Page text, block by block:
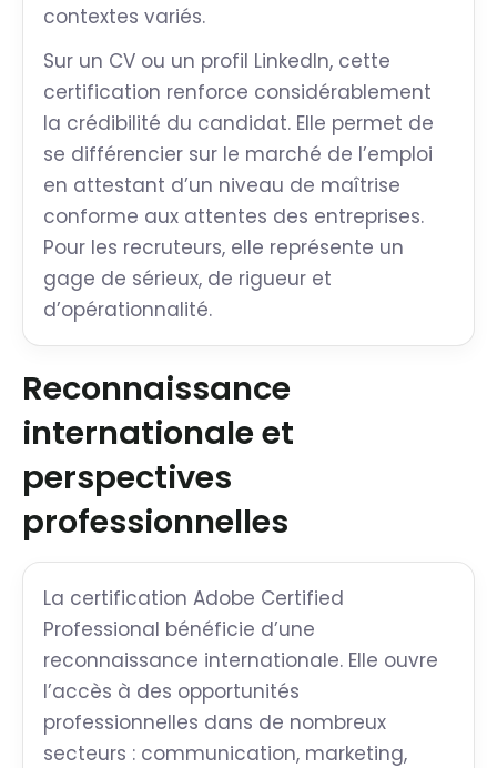
contextes variés.
Sur un CV ou un profil LinkedIn, cette
certification renforce considérablement
la crédibilité du candidat. Elle permet de
se différencier sur le marché de l’emploi
en attestant d’un niveau de maîtrise
conforme aux attentes des entreprises.
Pour les recruteurs, elle représente un
gage de sérieux, de rigueur et
d’opérationnalité.
Reconnaissance
internationale et
perspectives
professionnelles
La certification Adobe Certified
Professional bénéficie d’une
reconnaissance internationale. Elle ouvre
l’accès à des opportunités
professionnelles dans de nombreux
secteurs : communication, marketing,